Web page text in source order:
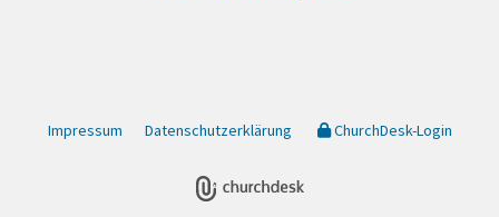
Impressum Datenschutzerklärung ChurchDesk-Login